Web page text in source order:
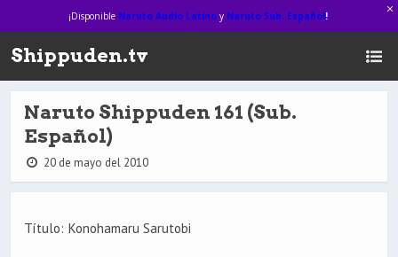
¡Disponible Naruto Audio Latinoy Naruto Sub. Español!
Shippuden.tv
Naruto Shippuden 161 (Sub.
Español)
20 de mayo del 2010
Título: Konohamaru Sarutobi